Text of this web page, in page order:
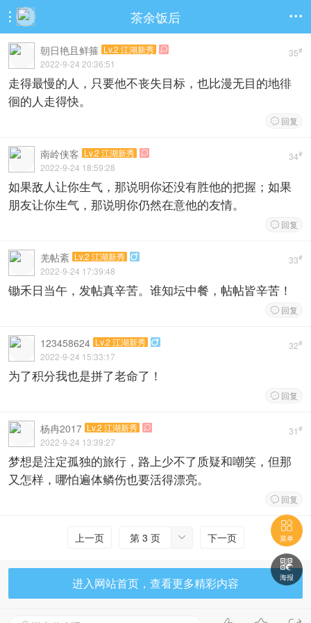
 茶余饭后 
35#
朝日艳且鲜箍 Lv.2 江湖新秀 
2022-9-24 20:36:51
走得最慢的人，只要他不丧失目标，也比漫无目的地徘
徊的人走得快。
 回复
34#
南岭侠客 Lv.2 江湖新秀 
2022-9-24 18:59:28
如果敌人让你生气，那说明你还没有胜他的把握；如果
朋友让你生气，那说明你仍然在意他的友情。
 回复
33#
羌帖紊 Lv.2 江湖新秀 
2022-9-24 17:39:48
锄禾日当午，发帖真辛苦。谁知坛中餐，帖帖皆辛苦！
 回复
32#
123458624 Lv.2 江湖新秀 
2022-9-24 15:33:17
为了积分我也是拼了老命了！
 回复
31 #
杨冉2017 Lv.2 江湖新秀 
2022-9-24 13:39:27
梦想是注定孤独的旅行，路上少不了质疑和嘲笑，但那
又怎样，哪怕遍体鳞伤也要活得漂亮。
 回复
上一页 
第 3 页 下一页
进入网站首页，查看更多精彩内容

菜单

海报